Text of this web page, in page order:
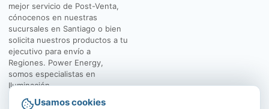
mejor servicio de Post-Venta,
cónocenos en nuestras
sucursales en Santiago o bien
solicita nuestros productos a tu
ejecutivo para envío a
Regiones. Power Energy,
somos especialistas en
Iluminación.
Usamos cookies